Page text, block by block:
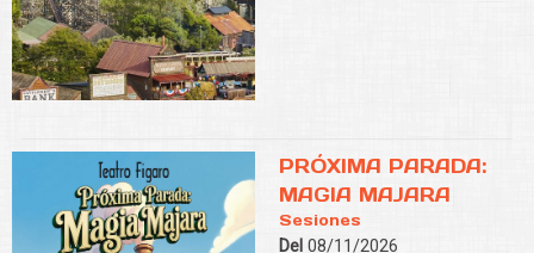
PRÓXIMA PARADA:
MAGIA MAJARA
Sesiones
Del 08/11/2026